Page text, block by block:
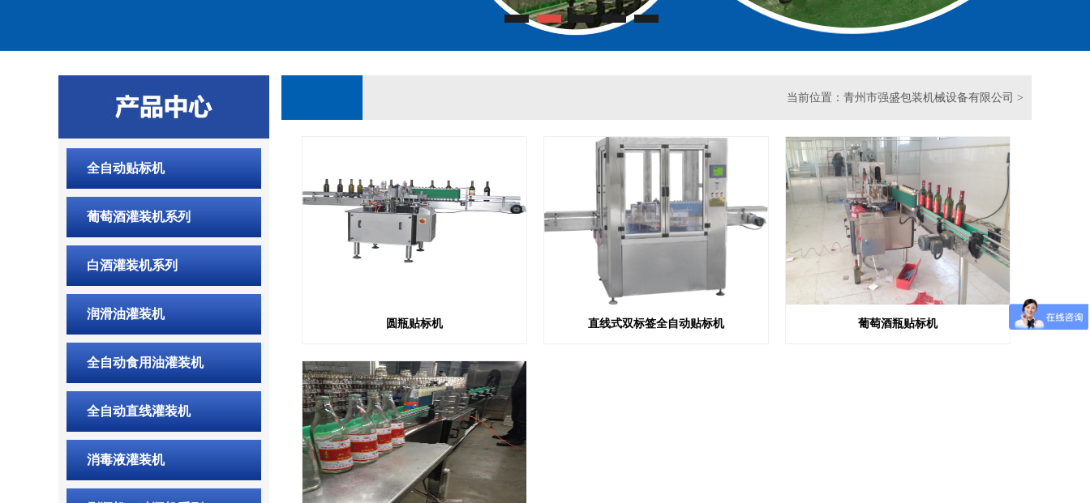
全自动贴标机
葡萄酒灌装机系列
白酒灌装机系列
润滑油灌装机
全自动食用油灌装机
全自动直线灌装机
消毒液灌装机
当前位置： 青州市强盛包装机械设备有限公司 >
圆瓶贴标机 直线式双标签全自动贴标机 葡萄酒瓶贴标机